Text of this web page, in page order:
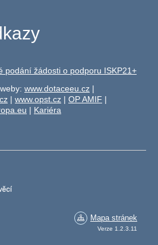
podání žádosti o podporu ISKP21+
www.dotaceeu.cz |
| www.opst.cz | OP AMIF |
| Kariéra
Mapa stránek
Verze 1.2.3.11